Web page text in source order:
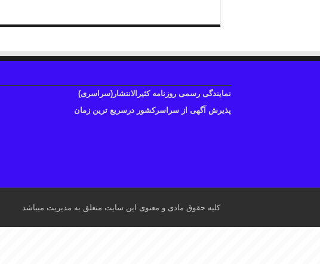
نمایندگی رسمی روزنامه کثیرالانتشار(سراسری)
پذیرش آگهی از سراسرکشور درسریع ترین زمان
کلیه حقوق مادی و معنوی این سایت متعلق به مدیریت میباشد